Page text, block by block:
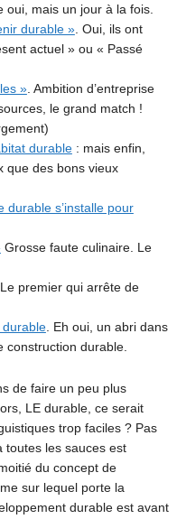
mais un jour à la fois.
durable ». Oui, ils ont
actuel » ou « Passé
». Ambition d’entreprise
le grand match !
durable: mais enfin,
que des bons vieux
durable s’installe pour
Grosse faute culinaire. Le
premier qui arrête de
. Eh oui, un abri dans
construction durable.
de faire un peu plus
LE durable, ce serait
trop faciles ? Pas
toutes les sauces est
du concept de
sur lequel porte la
durable est avant